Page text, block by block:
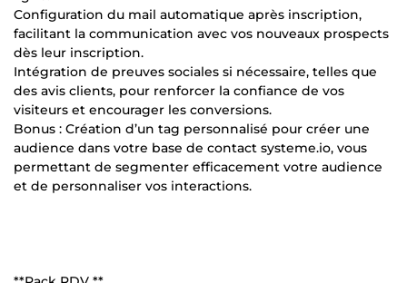
Configuration du mail automatique après inscription,
facilitant la communication avec vos nouveaux prospects
dès leur inscription.
Intégration de preuves sociales si nécessaire, telles que
des avis clients, pour renforcer la confiance de vos
visiteurs et encourager les conversions.
Bonus : Création d’un tag personnalisé pour créer une
audience dans votre base de contact systeme.io, vous
permettant de segmenter efficacement votre audience
et de personnaliser vos interactions.